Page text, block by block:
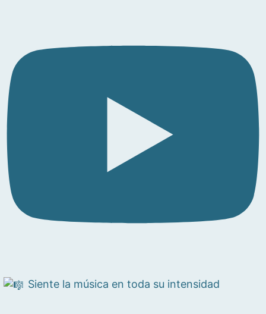
Siente la música en toda su intensidad